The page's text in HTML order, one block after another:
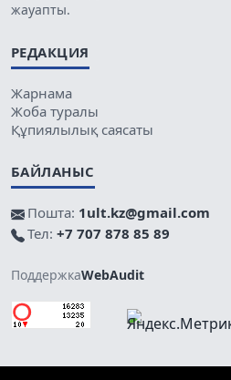
жауапты.
РЕДАКЦИЯ
Жарнама
Жоба туралы
Құпиялылық саясаты
БАЙЛАНЫС
Пошта: 1ult.kz@gmail.com
Тел: +7 707 878 85 89
ПоддержкаWebAudit